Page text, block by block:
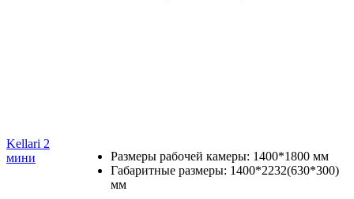
Kellari 2
мини
Размеры рабочей камеры: 1400*1800 мм
Габаритные размеры: 1400*2232(630*300)
мм